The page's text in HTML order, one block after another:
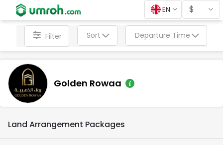
EN $
Filter Sort Departure Time
Golden Rowaa
Land Arrangement Packages